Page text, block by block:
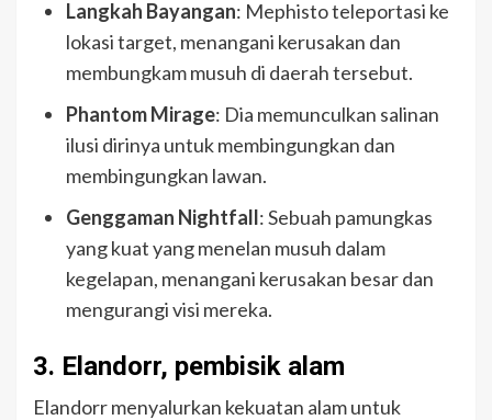
Langkah Bayangan: Mephisto teleportasi ke
lokasi target, menangani kerusakan dan
membungkam musuh di daerah tersebut.
Phantom Mirage: Dia memunculkan salinan
ilusi dirinya untuk membingungkan dan
membingungkan lawan.
Genggaman Nightfall: Sebuah pamungkas
yang kuat yang menelan musuh dalam
kegelapan, menangani kerusakan besar dan
mengurangi visi mereka.
3. Elandorr, pembisik alam
Elandorr menyalurkan kekuatan alam untuk